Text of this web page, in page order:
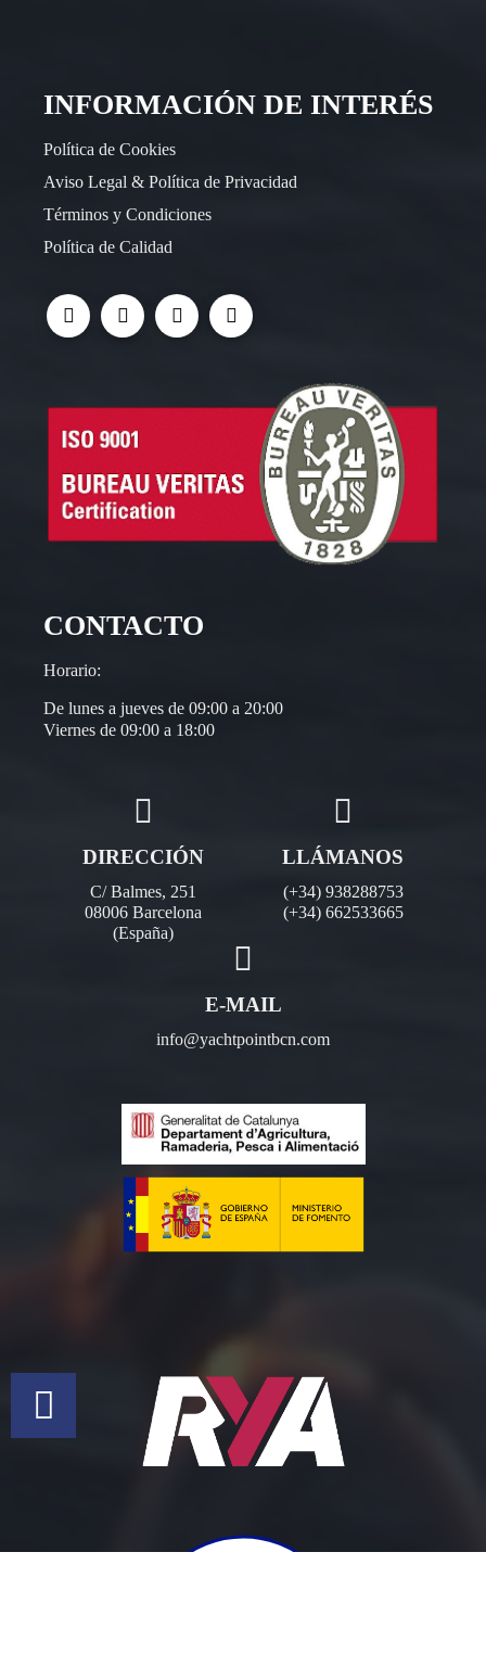
INFORMACIÓN DE INTERÉS
Política de Cookies
Aviso Legal & Política de Privacidad
Términos y Condiciones
Política de Calidad
CONTACTO
Horario:
De lunes a jueves de 09:00 a 20:00
Viernes de 09:00 a 18:00
DIRECCIÓN
C/ Balmes, 251
08006 Barcelona
(España)
LLÁMANOS
(+34) 938288753
(+34) 662533665
E-MAIL
info@yachtpointbcn.com